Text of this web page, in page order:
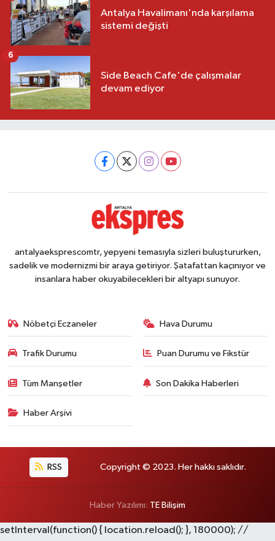
Antalya Havalimanı'nda karşılama
sistemi değişti
Side Beach Cafe'de çalışmalar
devam ediyor
6
antalyaeksprescomtr, yepyeni temasıyla sizleri buluştururken,
sadelik ve modernizmi bir araya getiriyor. Şatafattan kaçınıyor ve
insanlara haber okuyabilecekleri bir altyapı sunuyor.
Nöbetçi Eczaneler Hava Durumu
Trafik Durumu Puan Durumu ve Fikstür
Tüm Manşetler Son Dakika Haberleri
Haber Arşivi
RSS Copyright © 2023. Her hakkı saklıdır.
Haber Yazılımı: TE Bilişim
setInterval(function() { location.reload(); }, 180000); //